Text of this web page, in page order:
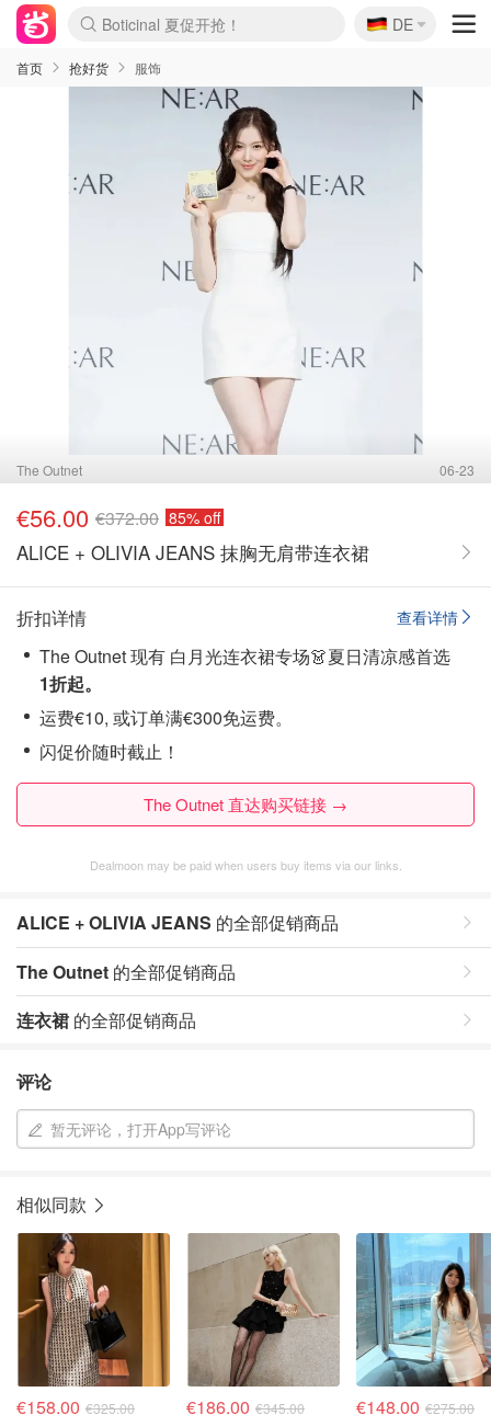
Boticinal 夏促开抢！
4折！lulu周四疯狂上新
还没结束！&OtherStories大促
Joybuy变相75折 随时失效
速领！Stanley独家85折
疑似霸哥！Camper额外叠85折
Zalando 奥莱闪促！每日更新
Moncler反季囤！5折起+叠9折
Coach Brooklyn仅€192
🇩🇪
DE
首页 抢好货 服饰
The Outnet 06-23
€56.00 €372.00 85% off
ALICE + OLIVIA JEANS 抹胸无肩带连衣裙
查看详情
折扣详情
The Outnet 现有 白月光连衣裙专场👗夏日清凉感首选
1折起。
运费€10, 或订单满€300免运费。
闪促价随时截止！
The Outnet 直达购买链接 →
Dealmoon may be paid when users buy items via our links.
ALICE + OLIVIA JEANS 的全部促销商品
The Outnet 的全部促销商品
连衣裙 的全部促销商品
评论
暂无评论，打开App写评论
相似同款
€158.00 €325.00 €186.00 €345.00 €148.00 €275.00